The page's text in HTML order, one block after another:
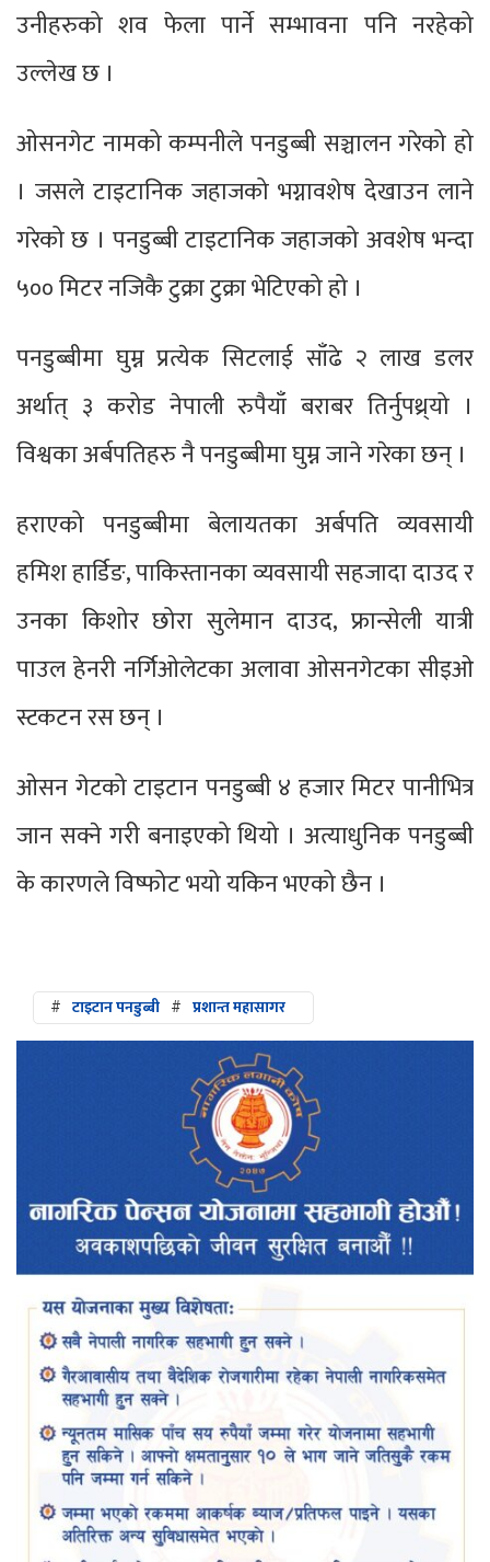
उनीहरुको शव फेला पार्ने सम्भावना पनि नरहेको
उल्लेख छ ।
ओसनगेट नामको कम्पनीले पनडुब्बी सञ्चालन गरेको हो
। जसले टाइटानिक जहाजको भग्नावशेष देखाउन लाने
गरेको छ । पनडुब्बी टाइटानिक जहाजको अवशेष भन्दा
५०० मिटर नजिकै टुक्रा टुक्रा भेटिएको हो ।
पनडुब्बीमा घुम्न प्रत्येक सिटलाई साँढे २ लाख डलर
अर्थात् ३ करोड नेपाली रुपैयाँ बराबर तिर्नुपथ्र्यो ।
विश्वका अर्बपतिहरु नै पनडुब्बीमा घुम्न जाने गरेका छन् ।
हराएको पनडुब्बीमा बेलायतका अर्बपति व्यवसायी
हमिश हार्डिङ, पाकिस्तानका व्यवसायी सहजादा दाउद र
उनका किशोर छोरा सुलेमान दाउद, फ्रान्सेली यात्री
पाउल हेनरी नर्गिओलेटका अलावा ओसनगेटका सीइओ
स्टकटन रस छन् ।
ओसन गेटको टाइटान पनडुब्बी ४ हजार मिटर पानीभित्र
जान सक्ने गरी बनाइएको थियो । अत्याधुनिक पनडुब्बी
के कारणले विष्फोट भयो यकिन भएको छैन ।
# टाइटान पनडुब्बी # प्रशान्त महासागर